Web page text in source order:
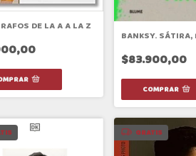
DE LA A A LA Z
BANKSY.
$83.900,00
GRATIS